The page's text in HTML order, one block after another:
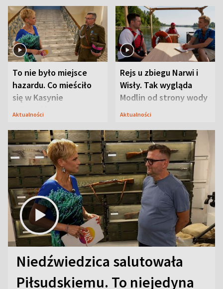
To nie było miejsce
hazardu. Co mieściło
się w Kasynie
Oficerskim?
Aktualności
Rejs u zbiegu Narwi i
Wisły. Tak wygląda
Modlin od strony wody
Aktualności
Niedźwiedzica salutowała
Piłsudskiemu. To niejedyna